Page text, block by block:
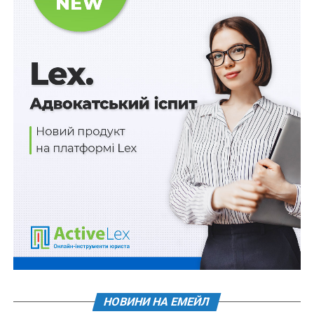
посилання на порушення конституційних прав
здобувачів освіти було б, здається, досить. Та все
набагато гірше, адже на сьогодні таких здобувачів
нараховується понад дев’яносто тисяч осіб, а ринок
правничої освіти складає близько п’яти мільярдів
гривень.
Відмежування закладів вищої юридичної освіти
призведе до закриття багатьох із них, і це — правда.
Але головний дискримінант концепції полягає в тому,
що юросвіта слідчому не потрібна. Суддя, прокурор,
адвокат, нотаріус повинні мати вищу освіту, а слідчий
— ні. Мушу зазначити, що ці положення проекту
Концепції містять потенційну загрозу як для
правоохоронної системи держави загалом, так і
безпосередньо для забезпечення прав та свобод
цього документа, особам, які здійснюють досудове
НОВИНИ НА ЕМЕЙЛ